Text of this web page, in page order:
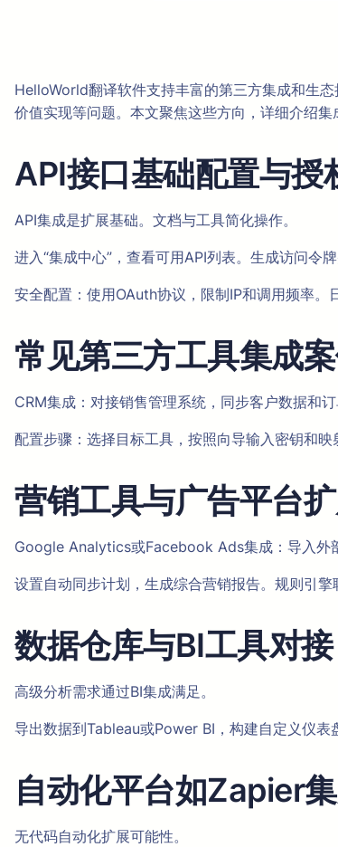
HelloWorld翻译软件支持丰富的第三方集成和生
价值实现等问题。本文聚焦这些方向，详细介绍
API接口基础配置与授
API集成是扩展基础。文档与工具简化操作。
进入“集成中心”，查看可用API列表。生成访问令
安全配置：使用OAuth协议，限制IP和调用频率。
常见第三方工具集成
CRM集成：对接销售管理系统，同步客户数据和
配置步骤：选择目标工具，按照向导输入密钥和映
营销工具与广告平台
Google Analytics或Facebook Ads集成：导入外
设置自动同步计划，生成综合营销报告。规则引擎
数据仓库与BI工具对接
高级分析需求通过BI集成满足。
导出数据到Tableau或Power BI，构建自定义仪表
自动化平台如Zapier
无代码自动化扩展可能性。